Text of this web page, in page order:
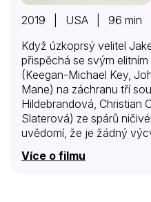
2019 | USA | 96 min
Když úzkoprsý velitel
přispěchá se svým
(Keegan-Michael Key,
Mane) na záchranu tří
Hildebrandová, Christian
Slaterová) ze spárů
uvědomí, že je žádný
dosud nejnáročnější
Životy, zaměstnání a
Více o filmu